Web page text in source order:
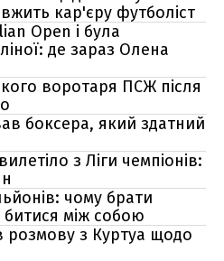
кар'єру футболіст
Open і була
де зараз Олена
воротаря ПСЖ після
боксера, який здатний
з Ліги чемпіонів:
чому брати
між собою
розмову з Куртуа щодо